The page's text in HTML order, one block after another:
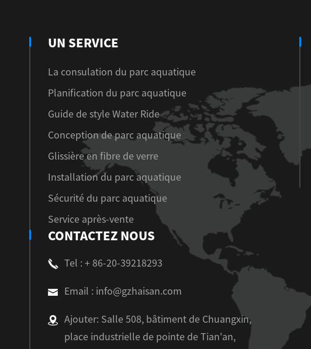
UN SERVICE
La consulation du parc aquatique
Planification du parc aquatique
Guide de style Water Ride
Conception de parc aquatique
Glissière en fibre de verre
Installation du parc aquatique
Sécurité du parc aquatique
Service après-vente
CONTACTEZ NOUS
Tel : + 86-20-39218293
Email : info@gzhaisan.com
Ajouter: Salle 508, bâtiment de Chuangxin,
place industrielle de pointe de Tian'an,